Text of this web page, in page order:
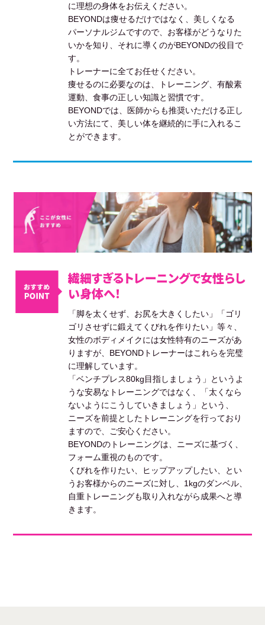
に理想の身体をお伝えください。
BEYONDは痩せるだけではなく、美しくなる
パーソナルジムですので、お客様がどうなりた
いかを知り、それに導くのがBEYONDの役目で
す。
トレーナーに全てお任せください。
痩せるのに必要なのは、トレーニング、有酸素
運動、食事の正しい知識と習慣です。
BEYONDでは、医師からも推奨いただける正し
い方法にて、美しい体を継続的に手に入れるこ
とができます。
繊細すぎるトレーニングで女性らし
い身体へ！
「脚を太くせず、お尻を大きくしたい」「ゴリ
ゴリさせずに鍛えてくびれを作りたい」等々、
女性のボディメイクには女性特有のニーズがあ
りますが、BEYONDトレーナーはこれらを完璧
に理解しています。
「ベンチプレス80kg目指しましょう」というよ
うな安易なトレーニングではなく、「太くなら
ないようにこうしていきましょう」という、
ニーズを前提としたトレーニングを行っており
ますので、ご安心ください。
BEYONDのトレーニングは、ニーズに基づく、
フォーム重視のものです。
くびれを作りたい、ヒップアップしたい、とい
うお客様からのニーズに対し、1kgのダンベル、
自重トレーニングも取り入れながら成果へと導
きます。